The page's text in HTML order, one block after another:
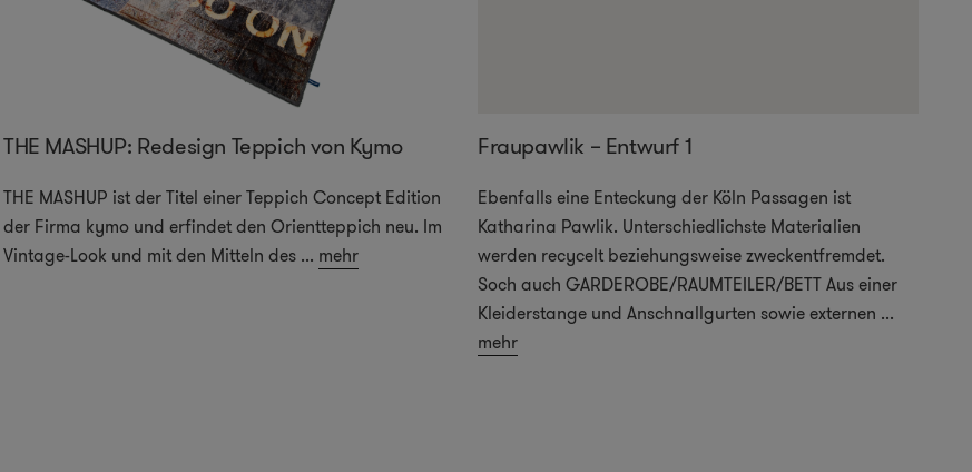
THE MASHUP: Redesign Teppich von Kymo
THE MASHUP ist der Titel einer Teppich Concept Edition
der Firma kymo und erfindet den Orientteppich neu. Im
Vintage-Look und mit den Mitteln des ... mehr
Fraupawlik – Entwurf 1
Ebenfalls eine Enteckung der Köln Passagen ist
Katharina Pawlik. Unterschiedlichste Materialien
werden recycelt beziehungsweise zweckentfremdet.
Soch auch GARDEROBE/RAUMTEILER/BETT Aus einer
Kleiderstange und Anschnallgurten sowie externen ...
mehr